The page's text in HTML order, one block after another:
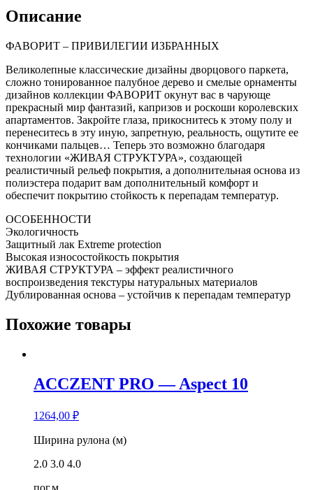
Описание
ФАВОРИТ – ПРИВИЛЕГИИ ИЗБРАННЫХ
Великолепные классические дизайны дворцового паркета,
сложно тонированное палубное дерево и смелые орнаменты
дизайнов коллекции ФАВОРИТ окунут вас в чарующе
прекрасный мир фантазий, капризов и роскоши королевских
апартаментов. Закройте глаза, прикоснитесь к этому полу и
перенеситесь в эту иную, запретную, реальность, ощутите ее
кончиками пальцев… Теперь это возможно благодаря
технологии «ЖИВАЯ СТРУКТУРА», создающей
реалистичный рельеф покрытия, а дополнительная основа из
полиэстера подарит вам дополнительный комфорт и
обеспечит покрытию стойкость к перепадам температур.
ОСОБЕННОСТИ
Экологичность
Защитный лак Extreme protection
Высокая износостойкость покрытия
ЖИВАЯ СТРУКТУРА – эффект реалистичного
воспроизведения текстуры натуральных материалов
Дублированная основа – устойчив к перепадам температур
Похожие товары
ACCZENT PRO — Aspect 10
1264,00 ₽
Количество
ACCZENT
Ширина рулона (м)
2.0 3.0 4.0
пог.м